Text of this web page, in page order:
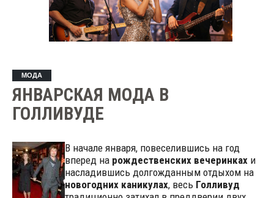
МОДА
ЯНВАРСКАЯ МОДА В
ГОЛЛИВУДЕ
В начале января, повеселившись на год
вперед на рождественских вечеринкахи
насладившись долгожданным отдыхом на
новогодних каникулах, весь Голливуд